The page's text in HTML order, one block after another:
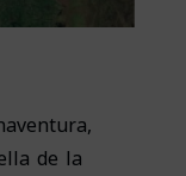
de la